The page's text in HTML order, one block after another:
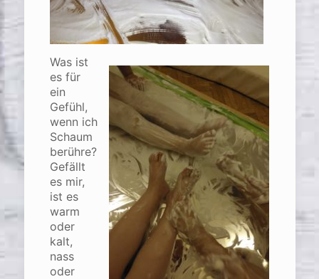
Was ist
es für
ein
Gefühl,
wenn ich
Schaum
berühre?
Gefällt
es mir,
ist es
warm
oder
kalt,
nass
oder